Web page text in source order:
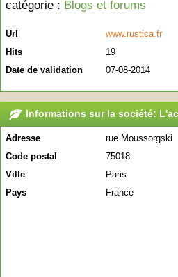
catégorie : Blogs et forums
Url
www.rustica.fr
Hits
19
Date de validation
07-08-2014
Informations sur la société:
Adresse
rue Moussorgski
Code postal
75018
Ville
Paris
Pays
France